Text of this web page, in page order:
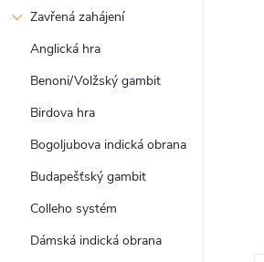
Zavřená zahájení
Anglická hra
Benoni/Volžský gambit
Birdova hra
Bogoljubova indická obrana
Budapešťský gambit
Colleho systém
Dámská indická obrana